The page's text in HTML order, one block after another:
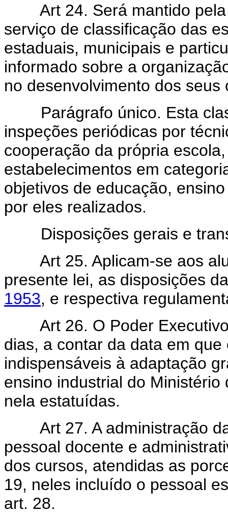
Art 24. Será mantido
serviço de classificação das
estaduais, municipais e
informado sobre a
no desenvolvimento dos seus
Parágrafo único. Esta
inspeções periódicas por
cooperação da própria
estabelecimentos em
objetivos de educação,
por eles realizados.
Disposições gerais e
Art 25. Aplicam-se aos
presente lei, as disposições
1953, e respectiva
Art 26. O Poder
dias, a contar da data em
indispensáveis à adaptação
ensino industrial do
nela estatuídas.
Art 27. A administração
pessoal docente e
dos cursos, atendidas as
19, neles incluído o pessoal
art. 28.